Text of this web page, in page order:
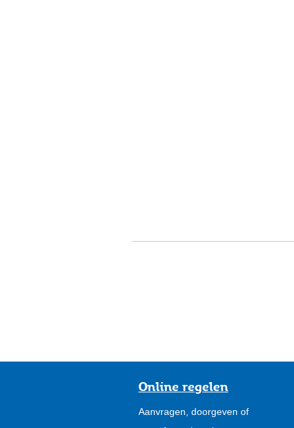
Online regelen
Aanvragen, doorgeven of